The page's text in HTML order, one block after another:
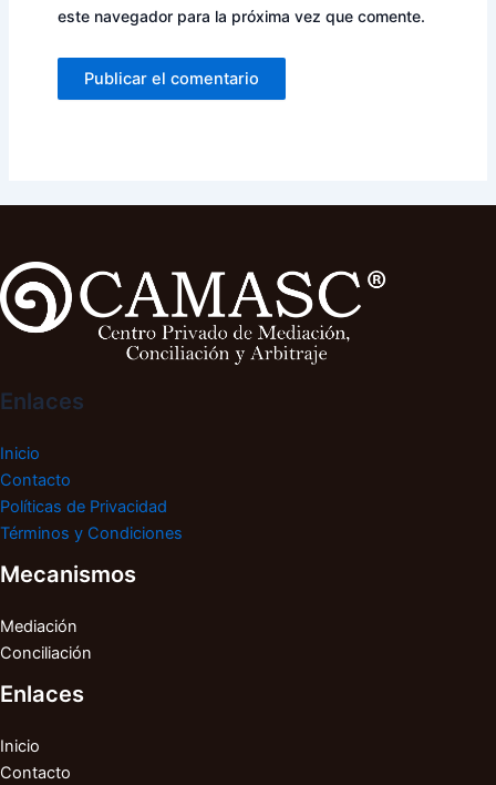
este navegador para la próxima vez que comente.
Enlaces
Inicio
Contacto
Políticas de Privacidad
Términos y Condiciones
Mecanismos
Mediación
Conciliación
Enlaces
Inicio
Contacto